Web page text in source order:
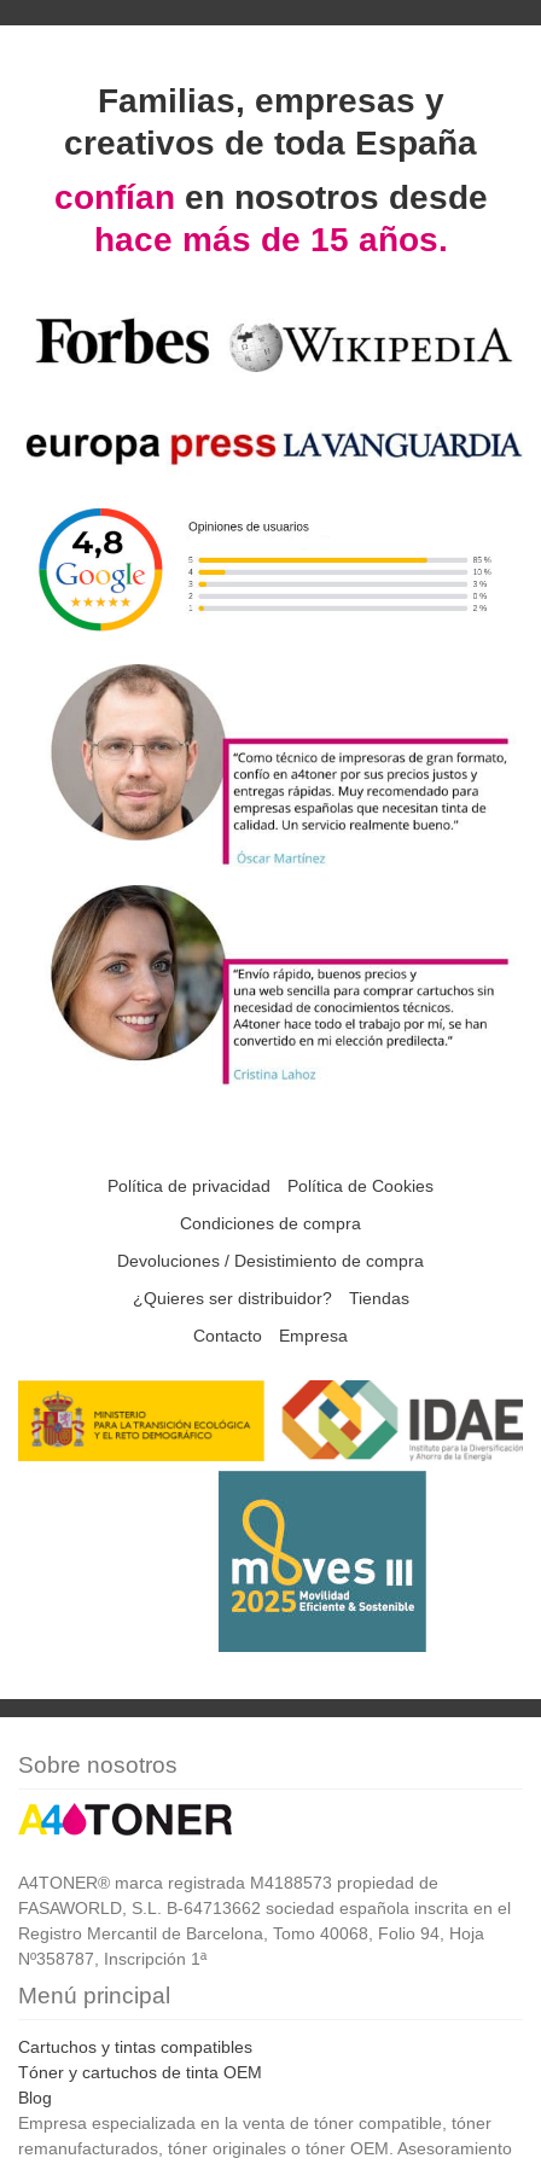
Familias, empresas y
creativos de toda España
confían en nosotros desde
hace más de 15 años.
Política de privacidad
Política de Cookies
Condiciones de compra
Devoluciones / Desistimiento de compra
¿Quieres ser distribuidor?
Tiendas
Contacto
Empresa
Sobre nosotros
A4TONER® marca registrada M4188573 propiedad de
FASAWORLD, S.L. B-64713662 sociedad española inscrita en el
Registro Mercantil de Barcelona, Tomo 40068, Folio 94, Hoja
Nº358787, Inscripción 1ª
Menú principal
Cartuchos y tintas compatibles
Tóner y cartuchos de tinta OEM
Blog
Empresa especializada en la venta de tóner compatible, tóner
remanufacturados, tóner originales o tóner OEM. Asesoramiento